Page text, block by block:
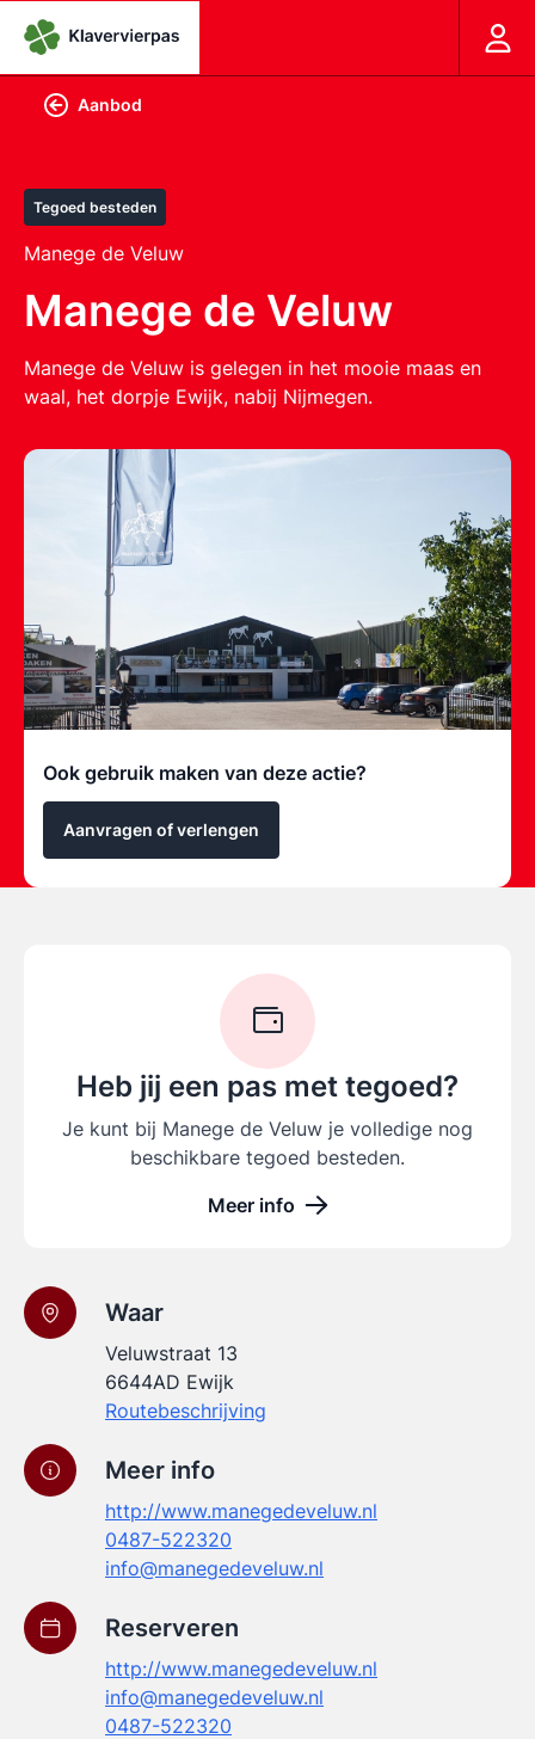
Aanbod
Tegoed besteden
Manege de Veluw
Manege de Veluw
Manege de Veluw is gelegen in het mooie maas en
waal, het dorpje Ewijk, nabij Nijmegen.
Ook gebruik maken van deze actie?
Aanvragen of verlengen
Heb jij een pas met tegoed?
Je kunt bij Manege de Veluw je volledige nog
beschikbare tegoed besteden.
Meer info
Waar
Veluwstraat 13
6644AD Ewijk
Routebeschrijving
Meer info
http://www.manegedeveluw.nl
0487-522320
info@manegedeveluw.nl
Reserveren
http://www.manegedeveluw.nl
info@manegedeveluw.nl
0487-522320